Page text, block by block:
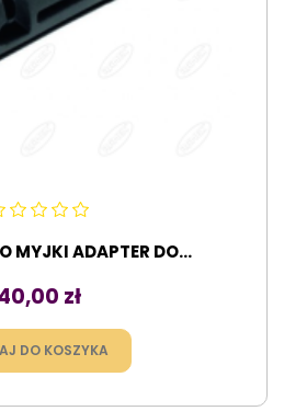
MYJKI ADAPTER DO...
zł
DO KOSZYKA